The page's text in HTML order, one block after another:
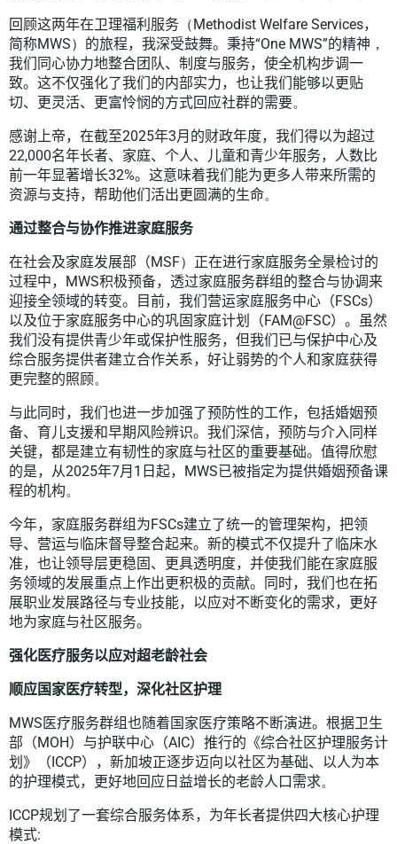
回顾这两年在卫理福利服务 （Methodist Welfare Services，
简称MWS） 的旅程，我深受鼓舞。秉持“One MWS”的精神 ，
我们 同心协力地整合团队、制度与服务， 使全机构步调一
致。这不仅强化了我们的内部实力，也让我们能够以更贴
切、更灵活、更富怜悯的方式回应社群的需要。
感谢上帝，在截至2025年3月的财政年度，我们得以为超过
22,000名年长者、家庭、个人、儿童和青少年服务，人数比
前一年显著增长32%。这意味着我们能为更多人带来所需的
资源与支持，帮助他们活出更圆满的生命。
通过整合与协作推进家庭服务
在社会及家庭发展部（MSF） 正在进行家庭服务全景检讨的
过程中， MWS积极预备，透过家庭服务群组的整合与协调来
迎接全领域的转变。目前，我们营运家庭服务中心（FSCs）
以及位于家庭服务中心的巩固家庭计划（FAM@FSC）。虽然
我们没有提供青少年或保护性服务，但我们已与保护中心及
综合服务提供者建立合作关系，好让弱势的个人和家庭获得
更完整的照顾。
与此同时，我们也进一步加强了预防性的工作，包括婚姻预
备、育儿支援和早期风险辨识。我们深信，预防与介入同样
关键，都是建立有韧性的家庭与社区的重要基础。值得欣慰
的是，从2025年7月 1 日起， MWS已被指定为提供婚姻预备课
程的机构。
今年，家庭服务群组为FSCs建立了统一的管理架构，把领
导、营运与临床督导整合起来。新的模式不仅提升了临床水
准，也让领导层更稳固、更具透明度，并使我们能在家庭服
务领域的发展重点上作出更积极的贡献。同时，我们也在拓
展职业发展路径与专业技能，以应对不断变化的需求，更好
地为家庭与社区服务。
强化医疗服务以应对超老龄社会
顺应国家医疗转型，深化社区护理
MWS医疗服务群组也随着国家医疗策略不断演进。根据卫生
部（MOH）与护联中心（AIC）推行的《综合社区护理服务计
划》（ICCP），新加坡正逐步迈向以社区为基础、以人为本
的护理模式，更好地回应日益增长的老龄人口需求。
ICCP规划了一套综合服务体系，为年长者提供四大核心护理
模式: